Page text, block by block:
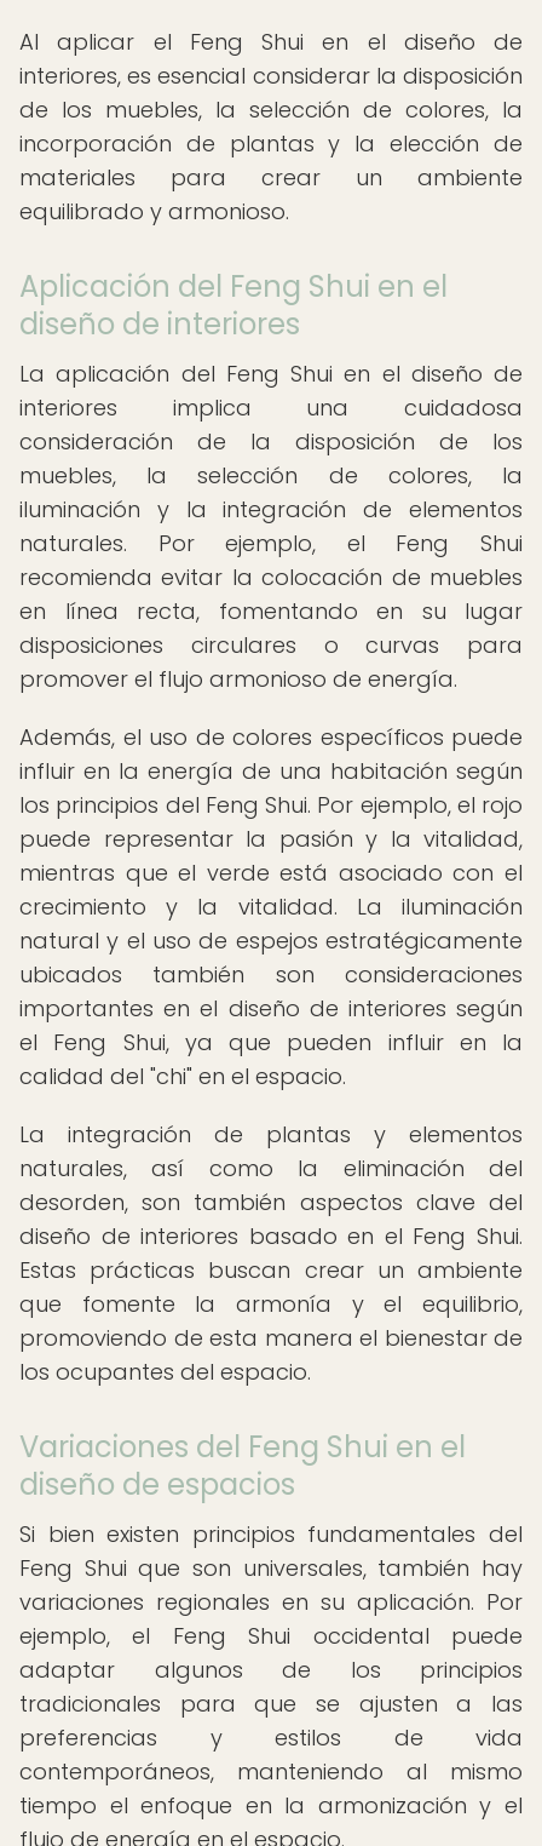
Al aplicar el Feng Shui en el diseño de
interiores, es esencial considerar la disposición
de los muebles, la selección de colores, la
incorporación de plantas y la elección de
materiales para crear un ambiente
equilibrado y armonioso.
Aplicación del Feng Shui en el
diseño de interiores
La aplicación del Feng Shui en el diseño de
interiores implica una cuidadosa
consideración de la disposición de los
muebles, la selección de colores, la
iluminación y la integración de elementos
naturales. Por ejemplo, el Feng Shui
recomienda evitar la colocación de muebles
en línea recta, fomentando en su lugar
disposiciones circulares o curvas para
promover el flujo armonioso de energía.
Además, el uso de colores específicos puede
influir en la energía de una habitación según
los principios del Feng Shui. Por ejemplo, el rojo
puede representar la pasión y la vitalidad,
mientras que el verde está asociado con el
crecimiento y la vitalidad. La iluminación
natural y el uso de espejos estratégicamente
ubicados también son consideraciones
importantes en el diseño de interiores según
el Feng Shui, ya que pueden influir en la
calidad del "chi" en el espacio.
La integración de plantas y elementos
naturales, así como la eliminación del
desorden, son también aspectos clave del
diseño de interiores basado en el Feng Shui.
Estas prácticas buscan crear un ambiente
que fomente la armonía y el equilibrio,
promoviendo de esta manera el bienestar de
los ocupantes del espacio.
Variaciones del Feng Shui en el
diseño de espacios
Si bien existen principios fundamentales del
Feng Shui que son universales, también hay
variaciones regionales en su aplicación. Por
ejemplo, el Feng Shui occidental puede
adaptar algunos de los principios
tradicionales para que se ajusten a las
preferencias y estilos de vida
contemporáneos, manteniendo al mismo
tiempo el enfoque en la armonización y el
flujo de energía en el espacio.